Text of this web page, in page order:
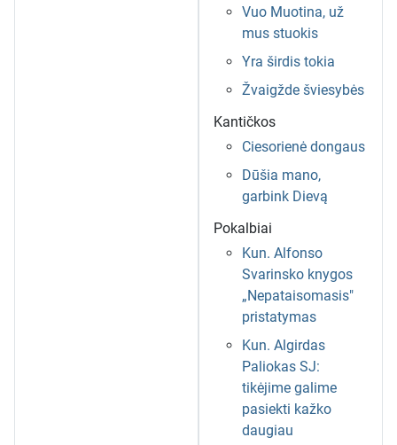
Vuo Muotina, už
mus stuokis
Yra širdis tokia
Žvaigžde šviesybės
Kantičkos
Ciesorienė dongaus
Dūšia mano,
garbink Dievą
Pokalbiai
Kun. Alfonso
Svarinsko knygos
„Nepataisomasis"
pristatymas
Kun. Algirdas
Paliokas SJ:
tikėjime galime
pasiekti kažko
daugiau